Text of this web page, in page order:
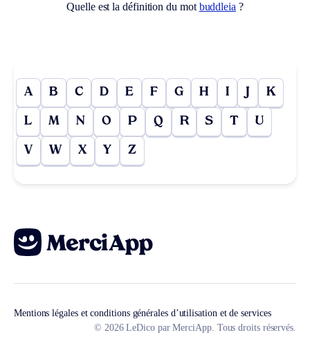
Quelle est la définition du mot buddleia ?
A B C D E F G H I J K
L M N O P Q R S T U
V W X Y Z
Mentions légales et conditions générales d’utilisation et de services
© 2026 LeDico par MerciApp. Tous droits réservés.